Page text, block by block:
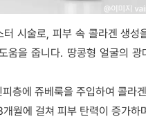
터 시술로, 피부 속 콜라겐 생성
움을 줍니다. 땅콩형 얼굴의
층에 쥬베룩을 주입하여 콜라
월에 걸쳐 피부 탄력이 증가하